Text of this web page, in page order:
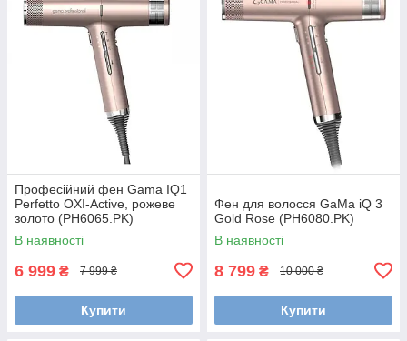
Професійний фен Gama IQ1
Perfetto OXI-Active, рожеве
золото (PH6065.PK)
В наявності
6 999 ₴ 7 999 ₴
Купити
Фен для волосся GaMa iQ 3
Gold Rose (PH6080.PK)
В наявності
8 799 ₴ 10 000 ₴
Купити